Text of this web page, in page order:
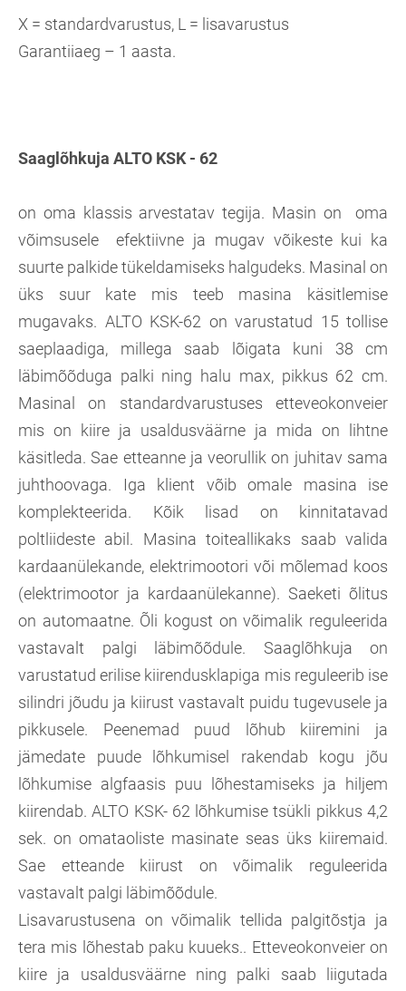
X = standardvarustus, L = lisavarustus
Garantiiaeg – 1 aasta.
Saaglõhkuja ALTO KSK - 62
on oma klassis arvestatav tegija. Masin on oma
võimsusele efektiivne ja mugav võikeste kui ka
suurte palkide tükeldamiseks halgudeks. Masinal on
üks suur kate mis teeb masina käsitlemise
mugavaks. ALTO KSK-62 on varustatud 15 tollise
saeplaadiga, millega saab lõigata kuni 38 cm
läbimõõduga palki ning halu max, pikkus 62 cm.
Masinal on standardvarustuses etteveokonveier
mis on kiire ja usaldusväärne ja mida on lihtne
käsitleda. Sae etteanne ja veorullik on juhitav sama
juhthoovaga. Iga klient võib omale masina ise
komplekteerida. Kõik lisad on kinnitatavad
poltliideste abil. Masina toiteallikaks saab valida
kardaanülekande, elektrimootori või mõlemad koos
(elektrimootor ja kardaanülekanne). Saeketi õlitus
on automaatne. Õli kogust on võimalik reguleerida
vastavalt palgi läbimõõdule. Saaglõhkuja on
varustatud erilise kiirendusklapiga mis reguleerib ise
silindri jõudu ja kiirust vastavalt puidu tugevusele ja
pikkusele. Peenemad puud lõhub kiiremini ja
jämedate puude lõhkumisel rakendab kogu jõu
lõhkumise algfaasis puu lõhestamiseks ja hiljem
kiirendab. ALTO KSK- 62 lõhkumise tsükli pikkus 4,2
sek. on omataoliste masinate seas üks kiiremaid.
Sae etteande kiirust on võimalik reguleerida
vastavalt palgi läbimõõdule.
Lisavarustusena on võimalik tellida palgitõstja ja
tera mis lõhestab paku kuueks.. Etteveokonveier on
kiire ja usaldusväärne ning palki saab liigutada